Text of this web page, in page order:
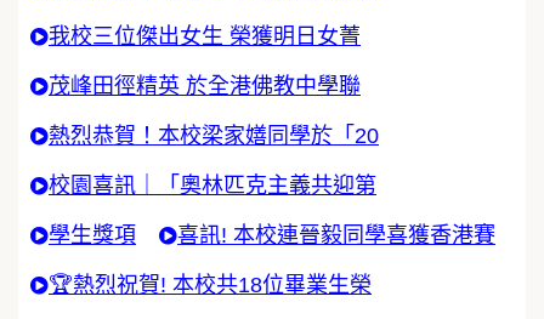
我校三位傑出女生 榮獲明日女菁
茂峰田徑精英 於全港佛教中學聯
熱烈恭賀！本校梁家嫸同學於「20
校園喜訊｜「奧林匹克主義共迎第
學生獎項 喜訊! 本校連晉毅同學喜獲香港賽
🏆熱烈祝賀! 本校共18位畢業生榮